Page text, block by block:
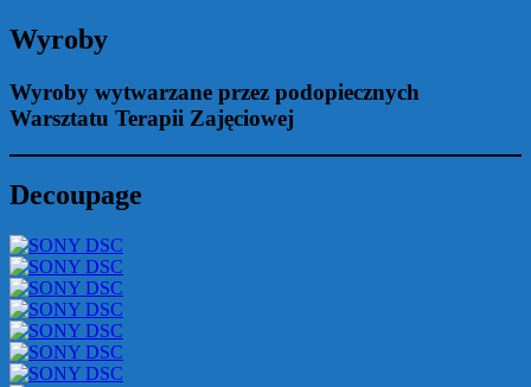
Wyroby
Wyroby wytwarzane przez podopiecznych
Warsztatu Terapii Zajęciowej
Decoupage